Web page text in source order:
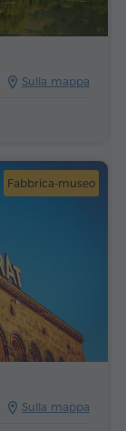
Sulla mappa
Fabbrica-museo
Sulla mappa